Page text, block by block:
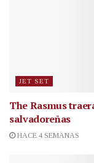
JET SET
The Rasmus
salvadoreñas
HACE 4 SEMANAS